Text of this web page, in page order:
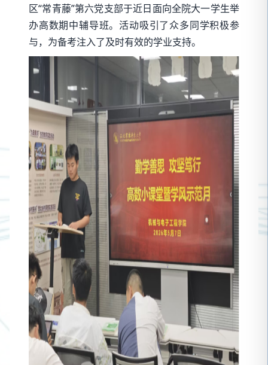
区“常青藤”第六党支部于近日面向全院大一学生举
办高数期中辅导班。活动吸引了众多同学积极参
与，为备考注入了及时有效的学业支持。